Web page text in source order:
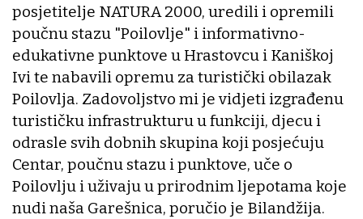
posjetitelje NATURA 2000, uredili i opremili
poučnu stazu "Poilovlje" i informativno-
edukativne punktove u Hrastovcu i Kaniškoj
Ivi te nabavili opremu za turistički obilazak
Poilovlja. Zadovoljstvo mi je vidjeti izgrađenu
turističku infrastrukturu u funkciji, djecu i
odrasle svih dobnih skupina koji posjećuju
Centar, poučnu stazu i punktove, uče o
Poilovlju i uživaju u prirodnim ljepotama koje
nudi naša Garešnica, poručio je Bilandžija.